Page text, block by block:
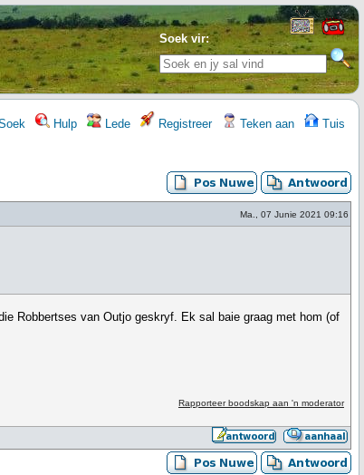
Soek vir:
Hulp Lede Registreer Teken aan Tuis
Ma., 07 Junie 2021 09:16
Robbertses van Outjo geskryf. Ek sal baie graag met hom (of
Rapporteer boodskap aan 'n moderator